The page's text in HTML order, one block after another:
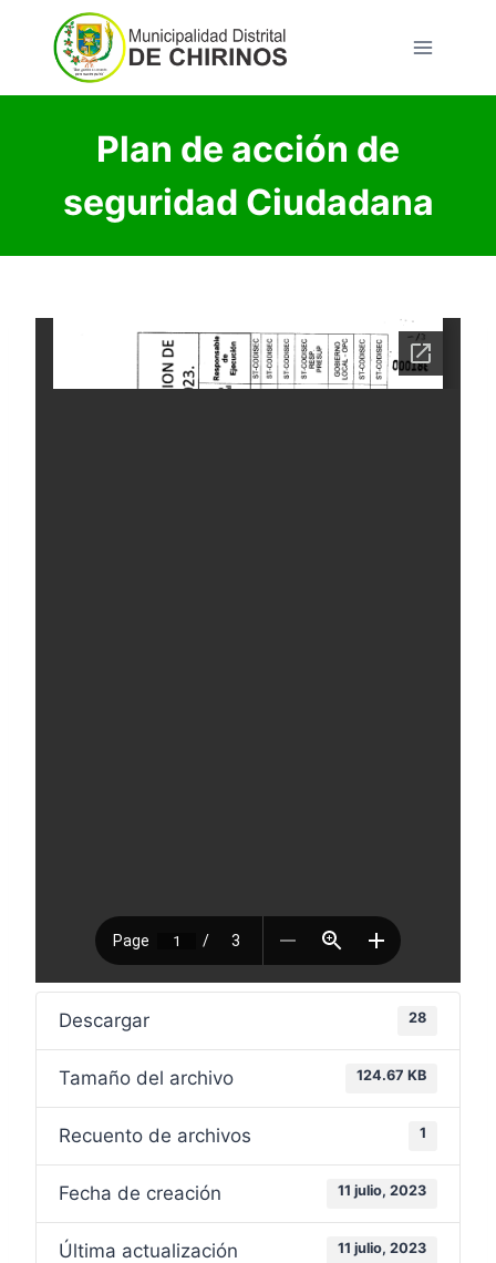
contenido
Plan de acción de
seguridad Ciudadana
Descargar 28
Tamaño del archivo 124.67 KB
Recuento de archivos 1
Fecha de creación 11 julio, 2023
Última actualización 11 julio, 2023